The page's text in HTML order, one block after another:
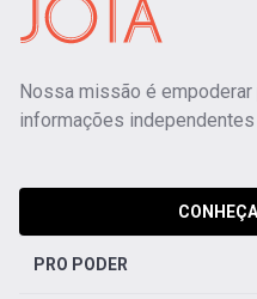
Nossa missão é
informações
PRO PODER